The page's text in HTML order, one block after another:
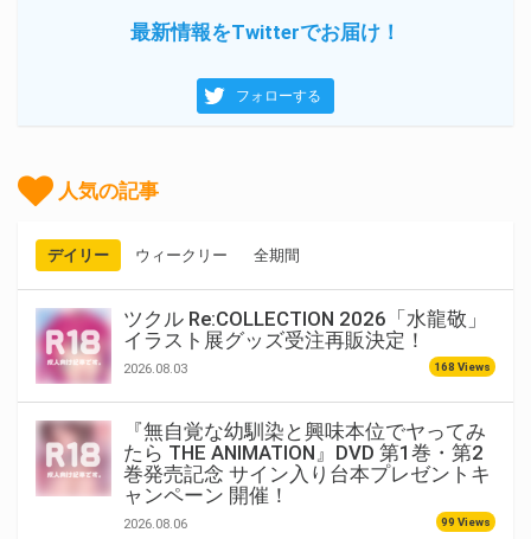
最新情報をTwitterでお届け！
フォローする
人気の記事
デイリー ウィークリー 全期間
ツクル Re:COLLECTION 2026「水龍敬」
イラスト展グッズ受注再販決定！
2026.08.03 168 Views
『無自覚な幼馴染と興味本位でヤってみ
たら THE ANIMATION』DVD 第1巻・第2
巻発売記念 サイン入り台本プレゼントキ
ャンペーン 開催！
2026.08.06 99 Views